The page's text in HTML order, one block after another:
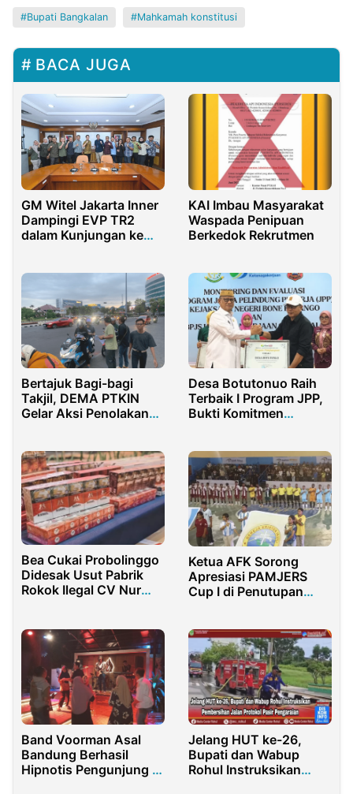
Bupati Bangkalan Mahkamah konstitusi
BACA JUGA
GM Witel Jakarta Inner
Dampingi EVP TR2
dalam Kunjungan ke
KAI Imbau Masyarakat
Waspada Penipuan
Berkedok Rekrutmen
Bertajuk Bagi-bagi
Takjil, DEMA PTKIN
Gelar Aksi Penolakan
Desa Botutonuo Raih
Terbaik I Program JPP,
Bukti Komitmen
Bea Cukai Probolinggo
Didesak Usut Pabrik
Rokok Ilegal CV Nur
Ketua AFK Sorong
Apresiasi PAMJERS
Cup I di Penutupan
Band Voorman Asal
Bandung Berhasil
Hipnotis Pengunjung di
Jelang HUT ke-26,
Bupati dan Wabup
Rohul Instruksikan